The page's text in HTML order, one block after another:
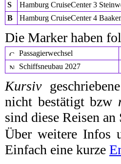
S
Hamburg CruiseCenter 3
B
Hamburg CruiseCenter 4
Die Marker haben
Passagierwechsel
Schiffsneubau 2027
Kursiv
nicht bestätigt bzw
sind diese Reisen
Über weitere Infos
Einfach eine kurze